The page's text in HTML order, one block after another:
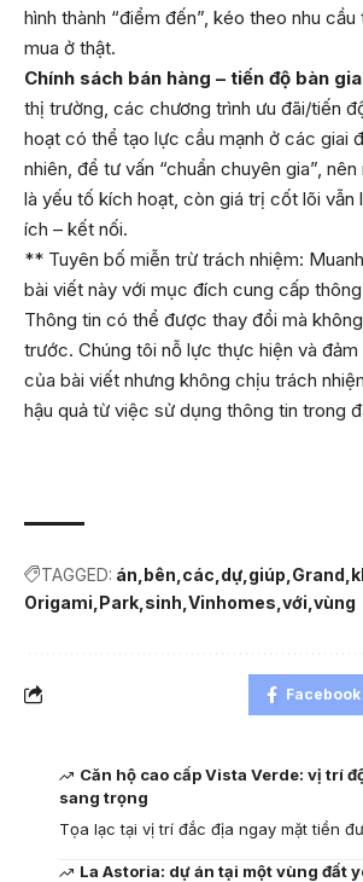
hình thành “điểm đến”, kéo theo nhu cầu
mua ở thật.
Chính sách bán hàng – tiến độ bàn
thị trường, các chương trình ưu đãi/tiến
hoạt có thể tạo lực cầu mạnh ở các giai
nhiên, để tư vấn “chuẩn chuyên gia”, nên
là yếu tố kích hoạt, còn giá trị cốt lõi vẫn
ích – kết nối.
** Tuyên bố miễn trừ trách nhiệm:
bài viết này với mục đích cung cấp
Thông tin có thể được thay đổi mà
trước. Chúng tôi nỗ lực thực hiện và đảm
của bài viết nhưng không chịu trách
hậu quả từ việc sử dụng thông tin trong
TAGGED: án bên các dự giúp Grand
Origami Park sinh Vinhomes với vùng
Facebook
Căn hộ cao cấp Vista Verde: vị trí
sang trọng
Tọa lạc tại vị trí đắc địa ngay mặt tiền
La Astoria: dự án tại một vùng đất